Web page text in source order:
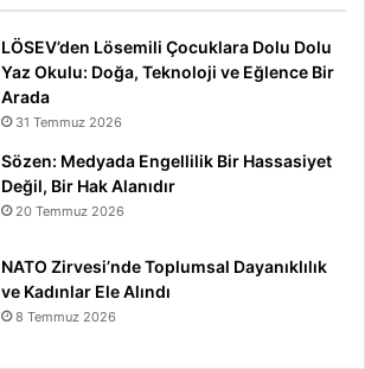
LÖSEV’den Lösemili Çocuklara Dolu Dolu
Yaz Okulu: Doğa, Teknoloji ve Eğlence Bir
Arada
31 Temmuz 2026
Sözen: Medyada Engellilik Bir Hassasiyet
Değil, Bir Hak Alanıdır
20 Temmuz 2026
NATO Zirvesi’nde Toplumsal Dayanıklılık
ve Kadınlar Ele Alındı
8 Temmuz 2026